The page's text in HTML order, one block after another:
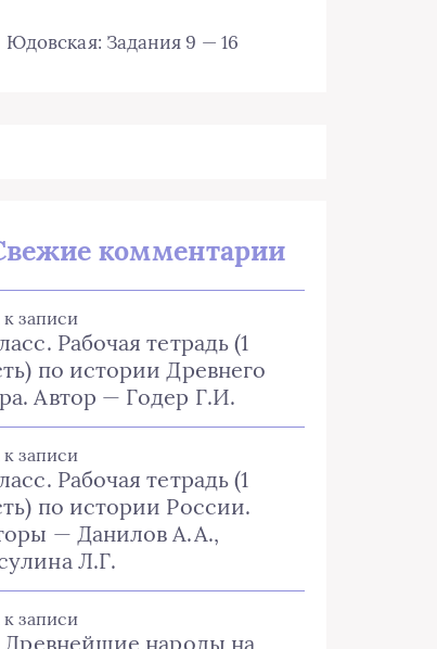
Юдовская: Задания 9 — 16
комментарии
к записи
Рабочая тетрадь (1
по истории Древнего
Автор — Годер Г.И.
к записи
Рабочая тетрадь (1
по истории России.
— Данилов А.А.,
Л.Г.
к записи
Древнейшие народы на